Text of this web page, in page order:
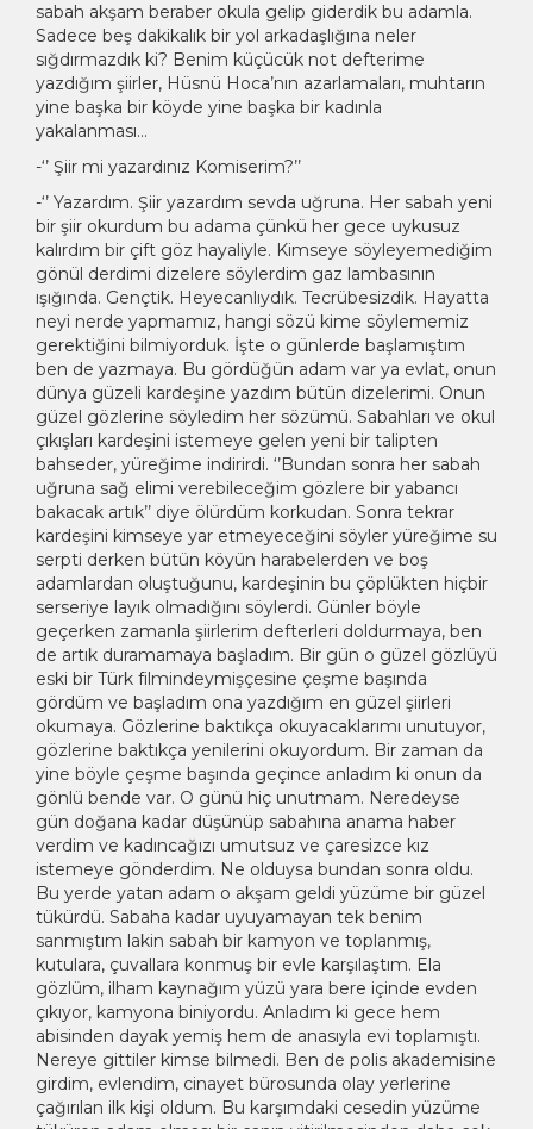
sabah akşam beraber okula gelip giderdik bu adamla.
Sadece beş dakikalık bir yol arkadaşlığına neler
sığdırmazdık ki? Benim küçücük not defterime
yazdığım şiirler, Hüsnü Hoca’nın azarlamaları, muhtarın
yine başka bir köyde yine başka bir kadınla
yakalanması…
-‘’ Şiir mi yazardınız Komiserim?’’
-‘’ Yazardım. Şiir yazardım sevda uğruna. Her sabah yeni
bir şiir okurdum bu adama çünkü her gece uykusuz
kalırdım bir çift göz hayaliyle. Kimseye söyleyemediğim
gönül derdimi dizelere söylerdim gaz lambasının
ışığında. Gençtik. Heyecanlıydık. Tecrübesizdik. Hayatta
neyi nerde yapmamız, hangi sözü kime söylememiz
gerektiğini bilmiyorduk. İşte o günlerde başlamıştım
ben de yazmaya. Bu gördüğün adam var ya evlat, onun
dünya güzeli kardeşine yazdım bütün dizelerimi. Onun
güzel gözlerine söyledim her sözümü. Sabahları ve okul
çıkışları kardeşini istemeye gelen yeni bir talipten
bahseder, yüreğime indirirdi. ‘’Bundan sonra her sabah
uğruna sağ elimi verebileceğim gözlere bir yabancı
bakacak artık’’ diye ölürdüm korkudan. Sonra tekrar
kardeşini kimseye yar etmeyeceğini söyler yüreğime su
serpti derken bütün köyün harabelerden ve boş
adamlardan oluştuğunu, kardeşinin bu çöplükten hiçbir
serseriye layık olmadığını söylerdi. Günler böyle
geçerken zamanla şiirlerim defterleri doldurmaya, ben
de artık duramamaya başladım. Bir gün o güzel gözlüyü
eski bir Türk filmindeymişçesine çeşme başında
gördüm ve başladım ona yazdığım en güzel şiirleri
okumaya. Gözlerine baktıkça okuyacaklarımı unutuyor,
gözlerine baktıkça yenilerini okuyordum. Bir zaman da
yine böyle çeşme başında geçince anladım ki onun da
gönlü bende var. O günü hiç unutmam. Neredeyse
gün doğana kadar düşünüp sabahına anama haber
verdim ve kadıncağızı umutsuz ve çaresizce kız
istemeye gönderdim. Ne olduysa bundan sonra oldu.
Bu yerde yatan adam o akşam geldi yüzüme bir güzel
tükürdü. Sabaha kadar uyuyamayan tek benim
sanmıştım lakin sabah bir kamyon ve toplanmış,
kutulara, çuvallara konmuş bir evle karşılaştım. Ela
gözlüm, ilham kaynağım yüzü yara bere içinde evden
çıkıyor, kamyona biniyordu. Anladım ki gece hem
abisinden dayak yemiş hem de anasıyla evi toplamıştı.
Nereye gittiler kimse bilmedi. Ben de polis akademisine
girdim, evlendim, cinayet bürosunda olay yerlerine
çağırılan ilk kişi oldum. Bu karşımdaki cesedin yüzüme